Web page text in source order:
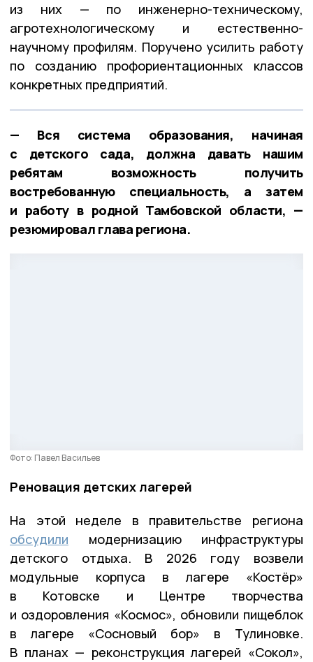
из них — по инженерно-техническому,
агротехнологическому и естественно-
научному профилям. Поручено усилить работу
по созданию профориентационных классов
конкретных предприятий.
— Вся система образования, начиная
с детского сада, должна давать нашим
ребятам возможность получить
востребованную специальность, а затем
и работу в родной Тамбовской области, —
резюмировал глава региона.
Фото: Павел Васильев
Реновация детских лагерей
На этой неделе в правительстве региона
обсудили модернизацию инфраструктуры
детского отдыха. В 2026 году возвели
модульные корпуса в лагере «Костёр»
в Котовске и Центре творчества
и оздоровления «Космос», обновили пищеблок
в лагере «Сосновый бор» в Тулиновке.
В планах — реконструкция лагерей «Сокол»,